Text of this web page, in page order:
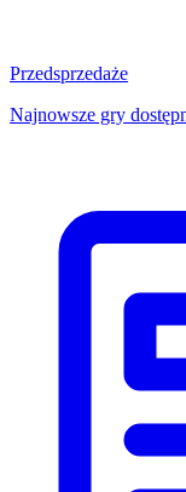
Przedsprzedaże
Najnowsze gry